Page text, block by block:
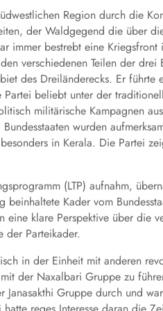
Region durch die
der Waldgegend die über
immer bestrebt eine
verschiedenen Teilen der
des Dreiländerecks. Er
beliebt unter der
militärische Kampagnen
wurden
in Kerala. Die Partei
(LTP) aufnahm,
beinhaltete Kader vom
eine klare Perspektive über die
der Parteikader.
in der Einheit mit anderen
der Naxalbari Gruppe zu
Janasakthi Gruppe durch und